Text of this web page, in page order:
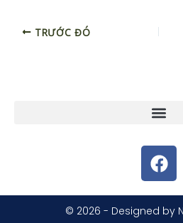
TRƯỚC ĐÓ
F
a
c
e
© 2026 - Designed by